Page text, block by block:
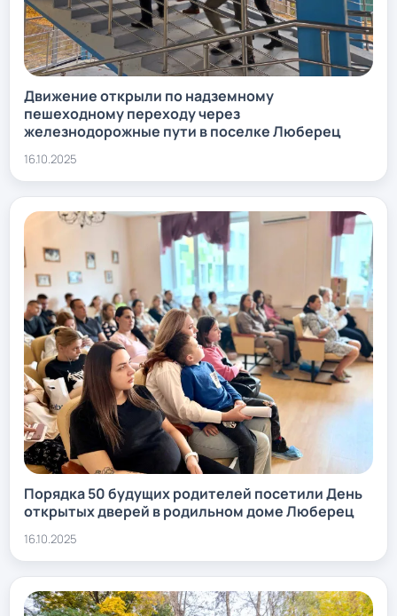
Движение открыли по надземному
пешеходному переходу через
железнодорожные пути в поселке Люберец
16.10.2025
Порядка 50 будущих родителей посетили День
открытых дверей в родильном доме Люберец
16.10.2025